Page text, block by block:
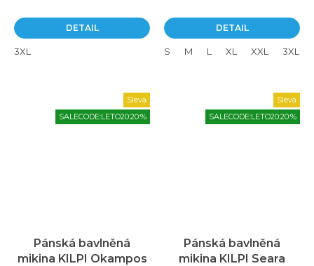
DETAIL
3XL
DETAIL
S M L XL XXL 3XL
Sleva
SALECODE:LETO20:20:%
Pánská bavlněná
mikina KILPI Okampos
Sleva
SALECODE:LETO20:20:%
Pánská bavlněná
mikina KILPI Seara